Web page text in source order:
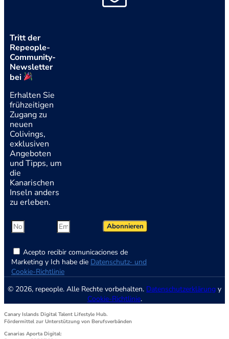
Tritt der
Repeople-
Community-
Newsletter
bei
Erhalten Sie
frühzeitigen
Zugang zu
neuen
Colivings,
exklusiven
Angeboten
und Tipps, um
die
Kanarischen
Inseln anders
zu erleben.
Acepto recibir comunicaciones de
Marketing y Ich habe die Datenschutz- und
Cookie-Richtlinie
Abonnieren
© 2026, repeople. Alle Rechte vorbehalten. Datenschutzerklärung y
Cookie-Richtlinie.
Canary Islands Digital Talent Lifestyle Hub.
Fördermittel zur Unterstützung von Berufsverbänden
Canarias Aporta Digital: